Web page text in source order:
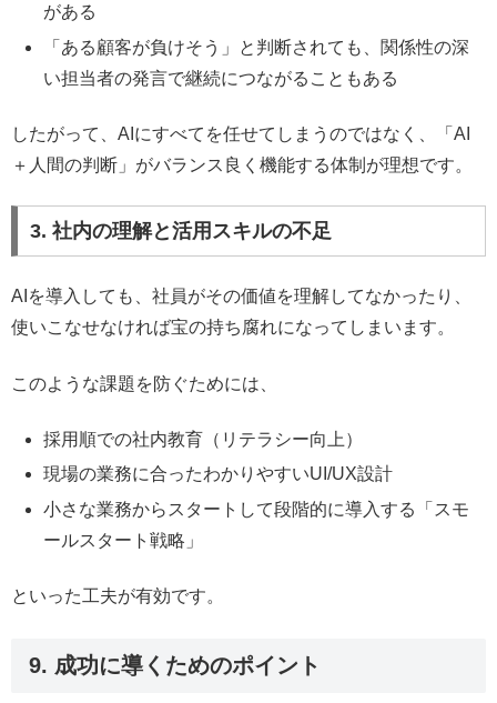
がある
「ある顧客が負けそう」と判断されても、関係性の深
い担当者の発言で継続につながることもある
したがって、AIにすべてを任せてしまうのではなく、「AI
＋人間の判断」がバランス良く機能する体制が理想です。
3. 社内の理解と活用スキルの不足
AIを導入しても、社員がその価値を理解してなかったり、
使いこなせなければ宝の持ち腐れになってしまいます。
このような課題を防ぐためには、
採用順での社内教育（リテラシー向上）
現場の業務に合ったわかりやすいUI/UX設計
小さな業務からスタートして段階的に導入する「スモ
ールスタート戦略」
といった工夫が有効です。
9. 成功に導くためのポイント